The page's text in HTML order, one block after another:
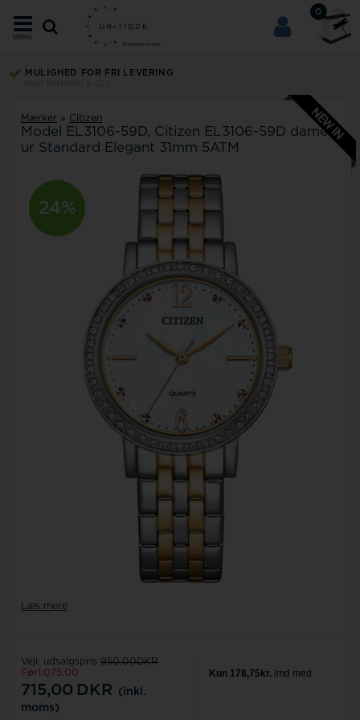
0
MENU
MULIGHED FOR FRI LEVERING
Mærker » Citizen
Model EL3106-59D Citizen EL3106-59D dame
ur Standard Elegant 31mm 5ATM
33%
24%
Læs mere
Vejl. udsalgspris 950,00DKR
Før1.075,00
715,00 DKR
(inkl.
moms)